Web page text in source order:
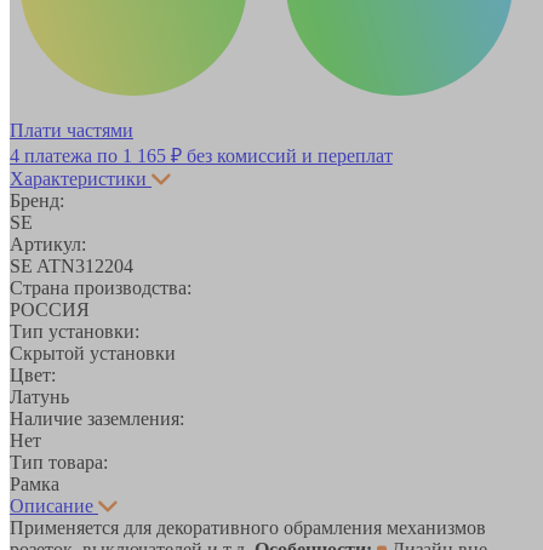
Плати частями
4 платежа по 1 165 ₽ без комиссий и переплат
Характеристики
Бренд:
SE
Артикул:
SE ATN312204
Страна производства:
РОССИЯ
Тип установки:
Скрытой установки
Цвет:
Латунь
Наличие заземления:
Нет
Тип товара:
Рамка
Описание
Применяется для декоративного обрамления механизмов